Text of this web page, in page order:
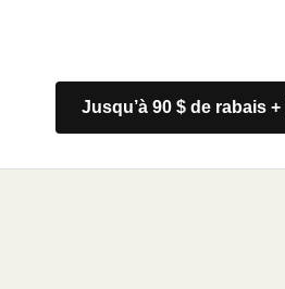
Jusqu’à 90 $ de rabais